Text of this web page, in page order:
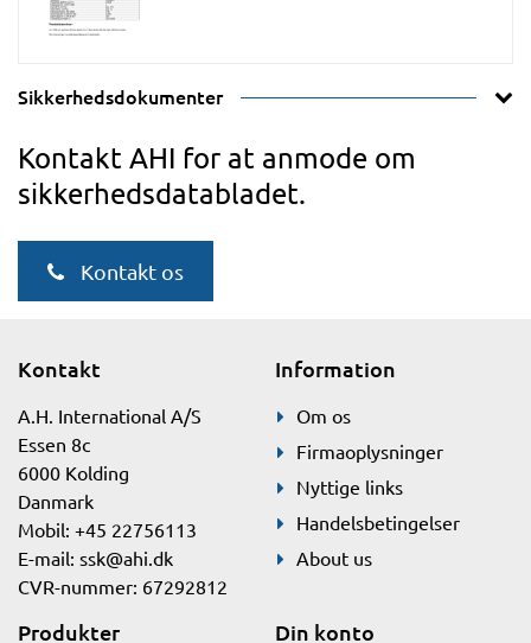
Sikkerhedsdokumenter
Kontakt AHI for at anmode om
sikkerhedsdatabladet.
Kontakt os
Kontakt
A.H. International A/S
Essen 8c
6000 Kolding
Danmark
Mobil: +45 22756113
E-mail: ssk@ahi.dk
CVR-nummer: 67292812
Information
Om os
Firmaoplysninger
Nyttige links
Handelsbetingelser
About us
Produkter Din konto